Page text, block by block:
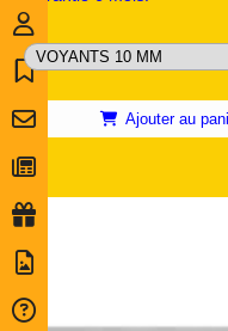
Ajouter au